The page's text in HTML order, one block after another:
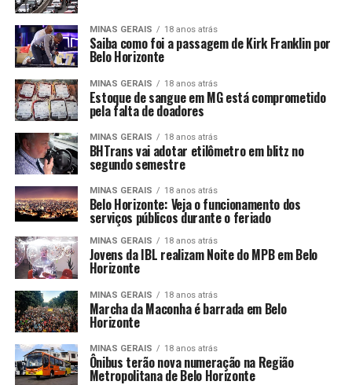
MINAS GERAIS 18 anos atrás
Saiba como foi a passagem de Kirk Franklin por
Belo Horizonte
MINAS GERAIS 18 anos atrás
Estoque de sangue em MG está comprometido
pela falta de doadores
MINAS GERAIS 18 anos atrás
BHTrans vai adotar etilômetro em blitz no
segundo semestre
MINAS GERAIS 18 anos atrás
Belo Horizonte: Veja o funcionamento dos
serviços públicos durante o feriado
MINAS GERAIS 18 anos atrás
Jovens da IBL realizam Noite do MPB em Belo
Horizonte
MINAS GERAIS 18 anos atrás
Marcha da Maconha é barrada em Belo
Horizonte
MINAS GERAIS 18 anos atrás
Ônibus terão nova numeração na Região
Metropolitana de Belo Horizonte